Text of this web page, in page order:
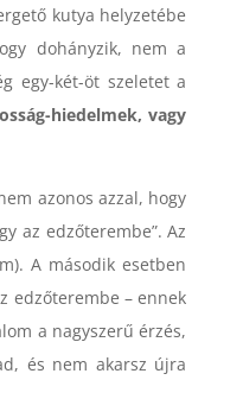
kutya helyzetébe
dohányzik, nem a
egy-két-öt szeletet a
hiedelmek, vagy
azonos azzal, hogy
az edzőterembe”. Az
A második esetben
edzőterembe – ennek
a nagyszerű érzés,
és nem akarsz újra